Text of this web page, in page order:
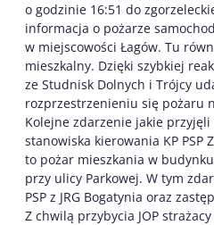
o godzinie 16:51 do
informacja o pożarze
w miejscowości Łagów. Tu
mieszkalny. Dzięki szybkiej
ze Studnisk Dolnych i Trójcy
rozprzestrzenieniu się pożaru
Kolejne zdarzenie jakie
stanowiska kierowania KP PSP
to pożar mieszkania w
przy ulicy Parkowej. W tym
PSP z JRG Bogatynia oraz
Z chwilą przybycia JOP